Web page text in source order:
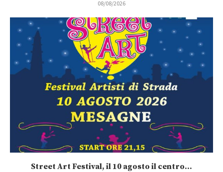
08/08/2026
Street Art Festival, il 10 agosto il centro...